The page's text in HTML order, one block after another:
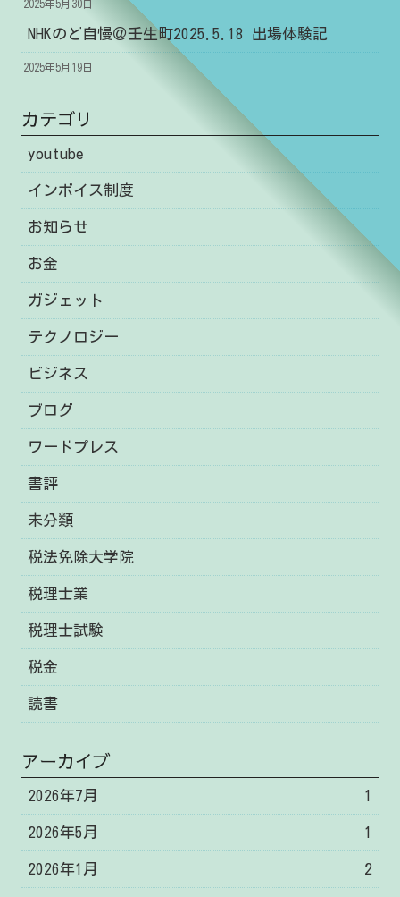
2025年5月30日
NHKのど自慢＠壬生町2025.5.18 出場体験記
2025年5月19日
カテゴリ
youtube
インボイス制度
お知らせ
お金
ガジェット
テクノロジー
ビジネス
ブログ
ワードプレス
書評
未分類
税法免除大学院
税理士業
税理士試験
税金
読書
アーカイブ
2026年7月 1
2026年5月 1
2026年1月 2